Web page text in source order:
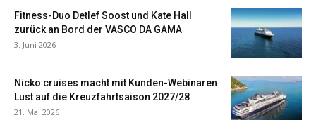
Fitness-Duo Detlef Soost und Kate Hall
zurück an Bord der VASCO DA GAMA
3. Juni 2026
Nicko cruises macht mit Kunden-Webinaren
Lust auf die Kreuzfahrtsaison 2027/28
21. Mai 2026